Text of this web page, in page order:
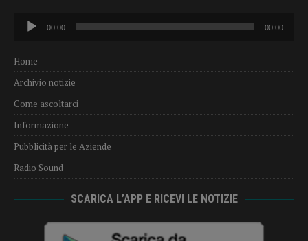
Audio
Player
00:00 00:00
Home
Archivio notizie
Come ascoltarci
Informazione
Pubblicità per le Aziende
Radio Sound
SCARICA L’APP E RICEVI LE NOTIZIE